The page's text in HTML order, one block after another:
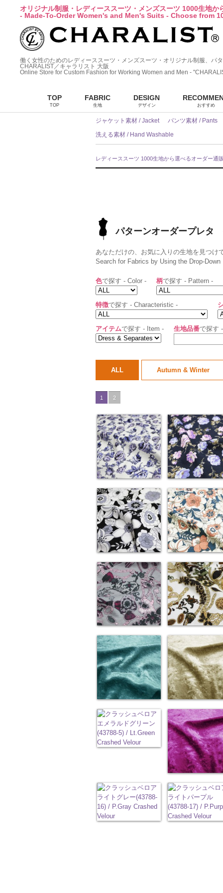
オリジナル制服・レディーススーツ・メンズスーツ 1000生地か
- Made-To-Order Women's and Men's Suits - Choose from
働く女性のためのレディーススーツ・メンズスーツ・オリジナル制服、パ
CHARALIST／キャラリスト 大阪
Online Store for Custom Fashion for Working Women and Men -
TOP
TOP
FABRIC
生地
DESIGN
デザイン おすすめ
ジャケット素材 / Jacket
パンツ素材 / Pants
洗える素材 / Hand Washable
レディーススーツ 1000生地から選べるオーダー通
パターンオーダープレ
あなただけの、お気に入りの生地を見つけ
Search for Fabrics by Using the Drop-Down
色で探す - Color - 柄で探す - Pattern -
特徴で探す - Characteristic -
アイテムで探す - Item - 生地品番で探す
ALL Autumn & Winter
1 2